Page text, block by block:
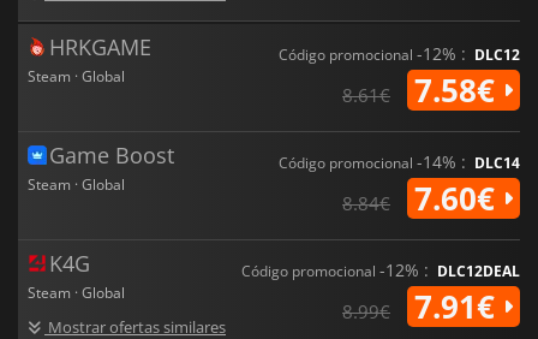
HRKGAME
Steam · Global
Código promocional -12% : DLC12
8.61€ 7.58€
Game Boost
Steam · Global
Código promocional -14% : DLC14
8.84€ 7.60€
K4G
Steam · Global
Mostrar ofertas similares
Código promocional -12% : DLC12DEAL
8.99€ 7.91€